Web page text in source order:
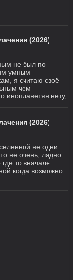
(2026)
не был по
умным
я считаю своё
чем
инопланетян нету,
(2026)
не одни
не очень, ладно
то вначале
когда возможно